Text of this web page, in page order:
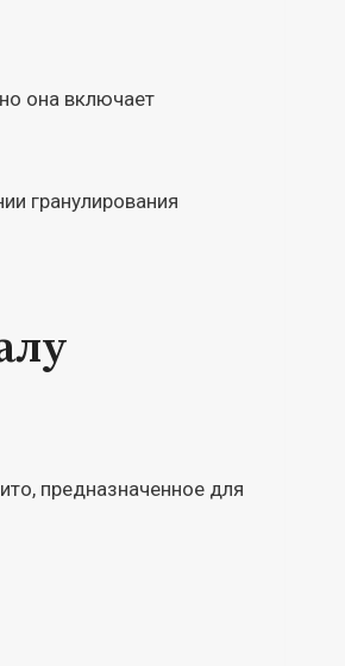
она включает
гранулирования
предназначенное для